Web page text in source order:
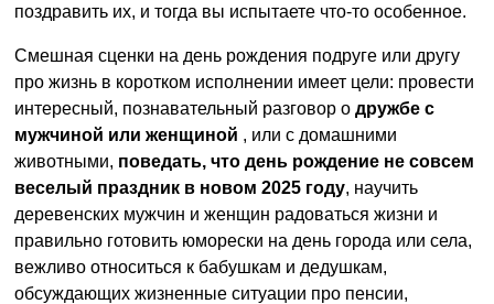
поздравить их, и тогда вы испытаете что-то особенное.
Смешная сценки на день рождения подруге или другу
про жизнь в коротком исполнении имеет цели: провести
интересный, познавательный разговор о дружбе с
мужчиной или женщиной , или с домашними
животными, поведать, что день рождение не совсем
веселый праздник в новом 2025 году, научить
деревенских мужчин и женщин радоваться жизни и
правильно готовить юморески на день города или села,
вежливо относиться к бабушкам и дедушкам,
обсуждающих жизненные ситуации про пенсии,